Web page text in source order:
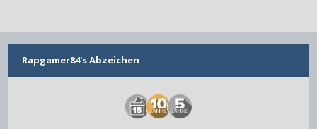
Rapgamer84's Abzeichen